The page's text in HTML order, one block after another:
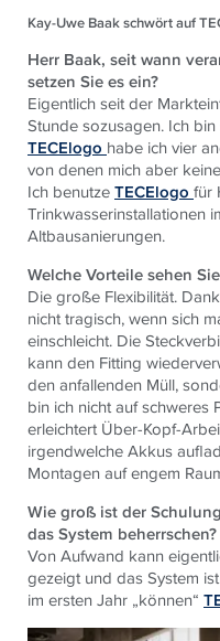
Kay-Uwe Baak schwört auf
Herr Baak, seit wann
setzen Sie es ein?
Eigentlich seit der
Stunde sozusagen. Ich
TECElogo habe ich vier
von denen mich aber
Ich benutzeTECElogo für
Trinkwasserinstallationen
Altbausanierungen.
Welche Vorteile sehen
Die große Flexibilität.
nicht tragisch, wenn sich
einschleicht. Die
kann den Fitting
den anfallenden Müll,
bin ich nicht auf schweres
erleichtert Über-Kopf-
irgendwelche Akkus
Montagen auf engem
Wie groß ist der
das System beherrschen?
Von Aufwand kann
gezeigt und das System
im ersten Jahr „können“